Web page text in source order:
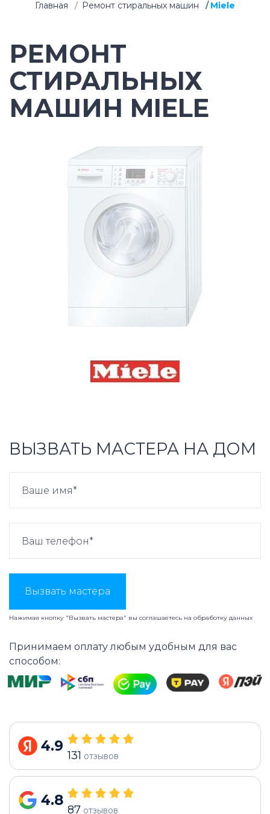
Главная Ремонт стиральных машин Miele
РЕМОНТ
СТИРАЛЬНЫХ
МАШИН MIELE
ВЫЗВАТЬ МАСТЕРА НА ДОМ
Вызвать мастера
Нажимая кнопку "Вызвать мастера" вы соглашаетесь на обработку данных
Принимаем оплату любым удобным для вас
способом:
4.9
131 отзывов
4.8
87 отзывов